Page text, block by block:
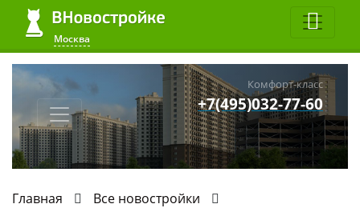
Москва
Комфорт-класс
+7(495)032-77-60
Главная
Все новостройки